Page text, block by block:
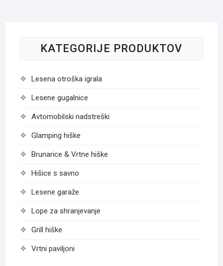
KATEGORIJE PRODUKTOV
Lesena otroška igrala
Lesene gugalnice
Avtomobilski nadstreški
Glamping hiške
Brunarice & Vrtne hiške
Hišice s savno
Lesene garaže
Lope za shranjevanje
Grill hiške
Vrtni paviljoni